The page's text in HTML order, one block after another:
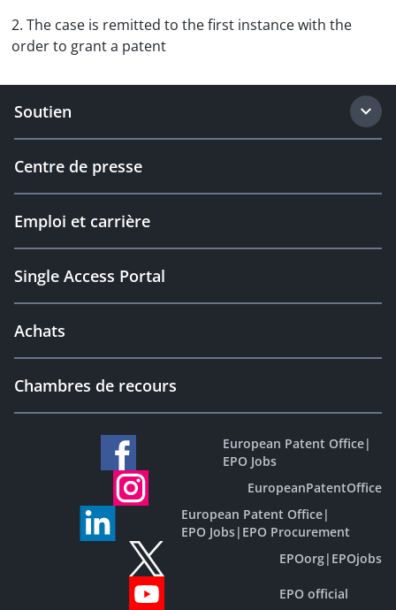
2. The case is remitted to the first instance with the
order to grant a patent
Soutien
Centre de presse
Emploi et carrière
Single Access Portal
Achats
Chambres de recours
European Patent Office|
EPO Jobs
EuropeanPatentOffice
European Patent Office|
EPO Jobs| EPO Procurement
EPOorg| EPOjobs
EPO official